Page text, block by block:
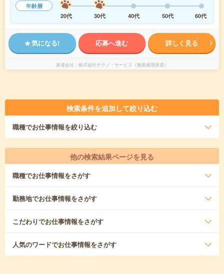
年齢層
20代
30代 40代 50代 60代
気になる! 応募へ進む 詳しく見る
派遣会社 株式会社テクノ・サービス（無期雇用派遣）
検索条件を追加して絞り込む
職種でお仕事情報を絞り込む
他の検索結果ページを見る
職種でお仕事情報をさがす
勤務地でお仕事情報をさがす
こだわりでお仕事情報をさがす
人気のワードでお仕事情報をさがす